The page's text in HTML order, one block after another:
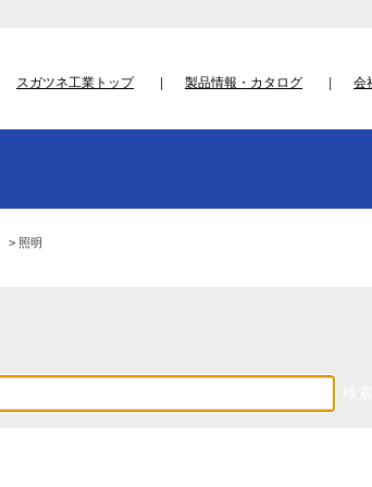
スガツネ工業トップ 製品情報・カタログ 会
> 照明